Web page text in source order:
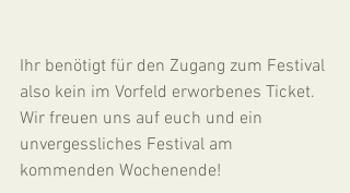
Ihr benötigt für den Zugang zum Festival
also kein im Vorfeld erworbenes Ticket.
Wir freuen uns auf euch und ein
unvergessliches Festival am
kommenden Wochenende!